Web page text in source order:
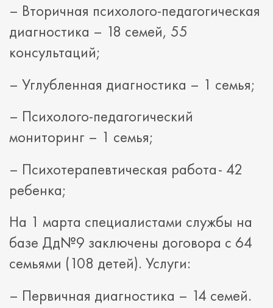
– Вторичная психолого-педагогическая
диагностика – 18 семей, 55
консультаций;
– Углубленная диагностика – 1 семья;
– Психолого-педагогический
мониторинг – 1 семья;
– Психотерапевтическая работа- 42
ребенка;
На 1 марта специалистами службы на
базе Дд№9 заключены договора с 64
семьями (108 детей). Услуги:
– Первичная диагностика – 14 семей.